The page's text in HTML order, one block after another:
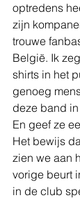
optredens
zijn
trouwe
België. Ik
shirts in het
genoeg
deze band
En geef ze
Het bewijs
zien we aan
vorige beurt
in de club